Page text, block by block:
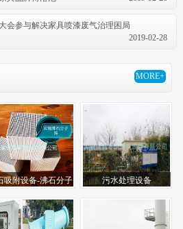
会参与解决家具喷漆废气治理困局
2019-02-28
MORE+
吸附设备-沸石分子
污水处理设备